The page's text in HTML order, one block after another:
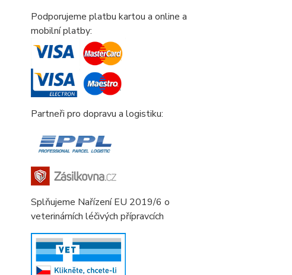
Podporujeme platbu kartou a online a
mobilní platby:
Partneři pro dopravu a logistiku:
Splňujeme Nařízení EU 2019/6 o
veterinárních léčivých přípravcích